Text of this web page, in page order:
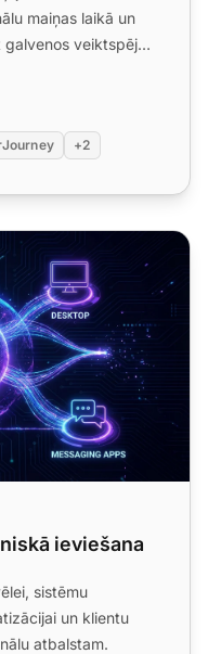
maiņas laikā un
veiktspējas
+2
ieviešana
sistēmu
un klientu
atbalstam.